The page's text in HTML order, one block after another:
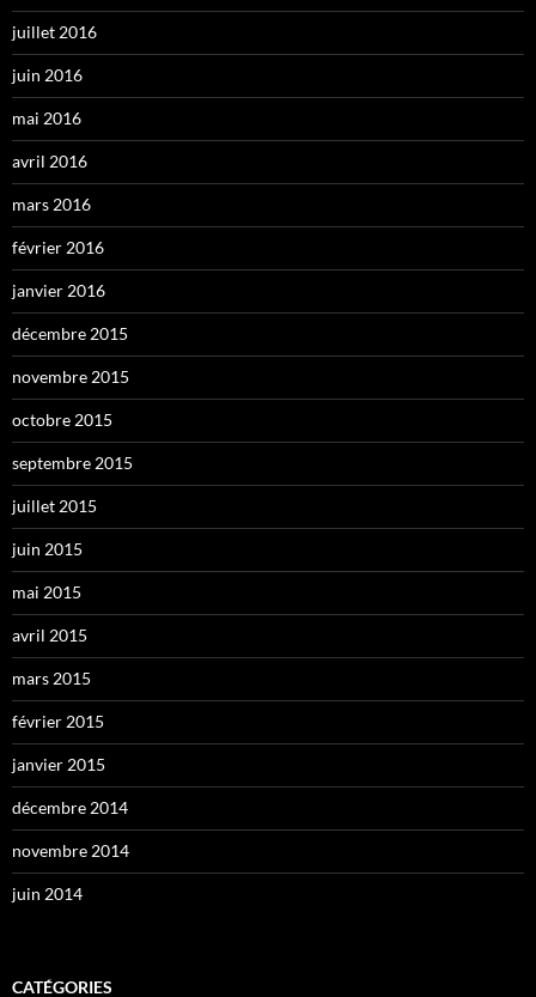
juillet 2016
juin 2016
mai 2016
avril 2016
mars 2016
février 2016
janvier 2016
décembre 2015
novembre 2015
octobre 2015
septembre 2015
juillet 2015
juin 2015
mai 2015
avril 2015
mars 2015
février 2015
janvier 2015
décembre 2014
novembre 2014
juin 2014
CATÉGORIES